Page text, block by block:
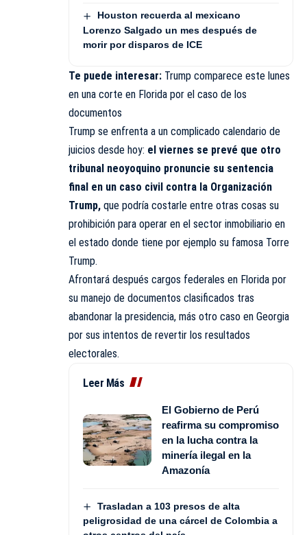
Houston recuerda al mexicano
Lorenzo Salgado un mes después de
morir por disparos de ICE
Te puede interesar: Trump comparece este lunes
en una corte en Florida por el caso de los
documentos
Trump se enfrenta a un complicado calendario de
juicios desde hoy: el viernes se prevé que otro
tribunal neoyoquino pronuncie su sentencia
final en un caso civil contra la Organización
Trump, que podría costarle entre otras cosas su
prohibición para operar en el sector inmobiliario en
el estado donde tiene por ejemplo su famosa Torre
Trump.
Afrontará después cargos federales en Florida por
su manejo de documentos clasificados tras
abandonar la presidencia, más otro caso en Georgia
por sus intentos de revertir los resultados
electorales.
Leer Más
El Gobierno de Perú
reafirma su compromiso
en la lucha contra la
minería ilegal en la
Amazonía
Trasladan a 103 presos de alta
peligrosidad de una cárcel de Colombia a